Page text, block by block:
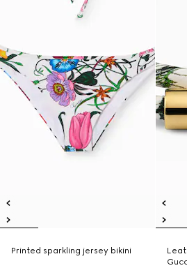
Printed sparkling jersey bikini